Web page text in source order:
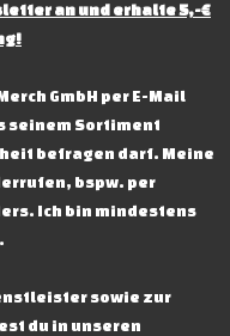
an und erhalte 5,-€
GmbH per E-Mail
seinem Sortiment
befragen darf. Meine
bspw. per
Ich bin mindestens
.
sowie zur
du in unseren